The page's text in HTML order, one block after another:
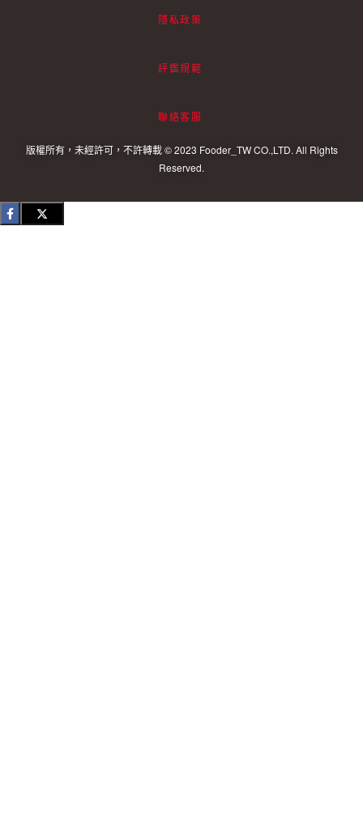
隱私政策
評鑑規範
聯絡客服
版權所有，未經許可，不許轉載 © 2023 Fooder_TW CO.,LTD. All Rights
Reserved.